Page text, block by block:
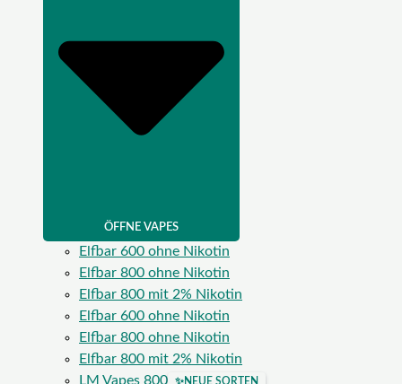
ÖFFNE VAPES
Elfbar 600 ohne Nikotin
Elfbar 800 ohne Nikotin
Elfbar 800 mit 2% Nikotin
Elfbar 600 ohne Nikotin
Elfbar 800 ohne Nikotin
Elfbar 800 mit 2% Nikotin
LM Vapes 800
✨NEUE SORTEN